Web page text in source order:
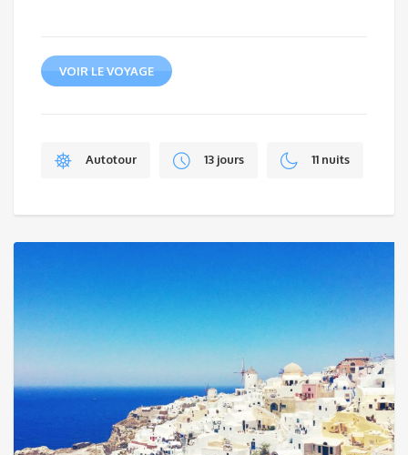
VOIR LE VOYAGE
Autotour 13 jours 11 nuits